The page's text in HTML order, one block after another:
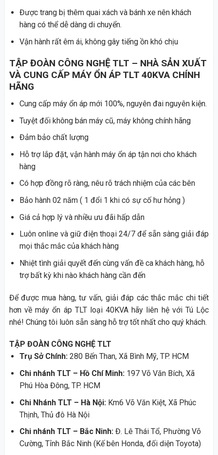
Được trang bị thêm quai xách và bánh xe nên khách
hàng có thể dễ dàng di chuyển.
Vận hành rất êm ái, không gây tiếng ồn khó chịu
TẬP ĐOÀN CÔNG NGHỆ TLT – NHÀ SẢN XUẤT
VÀ CUNG CẤP MÁY ỔN ÁP TLT 40KVA CHÍNH
HÃNG
Cung cấp máy ổn áp mới 100%, nguyên đai nguyên kiện.
Tuyệt đối không bán máy cũ, máy không chính hãng
Đảm bảo chất lượng
Hỗ trợ lắp đặt, vận hành máy ổn áp tận nơi cho khách
hàng
Có hợp đồng rõ ràng, nêu rõ trách nhiệm của các bên
Bảo hành 02 năm ( 1 đổi 1 khi có sự cố hư hỏng )
Giá cả hợp lý và nhiều ưu đãi hấp dẫn
Luôn online và giữ điện thoại 24/7 để sẵn sàng giải đáp
mọi thắc mắc của khách hàng
Nhiệt tình giải quyết đến cùng vấn đề ca khách hàng, hỗ
trợ bất kỳ khi nào khách hàng cần đến
Để được mua hàng, tư vấn, giải đáp các thắc mắc chi tiết
hơn về máy ổn áp TLT loại 40KVA hãy liên hệ với Tú Lộc
nhé! Chúng tôi luôn sẵn sàng hỗ trợ tốt nhất cho quý khách.
TẬP ĐOÀN CÔNG NGHỆ TLT
Trụ Sở Chính:280 Bến Than, Xã Bình Mỹ, TP. HCM
Chi nhánh TLT – Hồ Chí Minh:197 Võ Văn Bích, Xã
Phú Hòa Đông, TP. HCM
Chi Nhánh TLT – Hà Nội: Km6 Võ Văn Kiệt, Xã Phúc
Thịnh, Thủ đô Hà Nội
Chi nhánh TLT – Bắc Ninh:Đ. Lê Thái Tổ, Phường Võ
Cường, Tỉnh Bắc Ninh (Kế bên Honda, đối diện Toyota)